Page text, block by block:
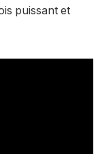
puissant et